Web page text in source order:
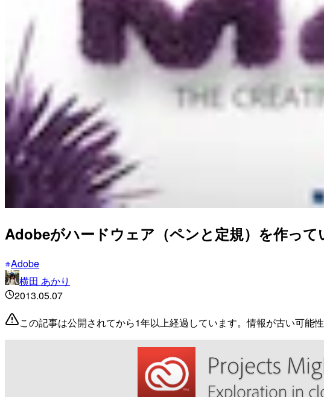
Adobeがハードウェア（ペンと定規）を作って
Adobe
横田 あかり
2013.05.07
この記事は公開されてから1年以上経過しています。情報が古い可能